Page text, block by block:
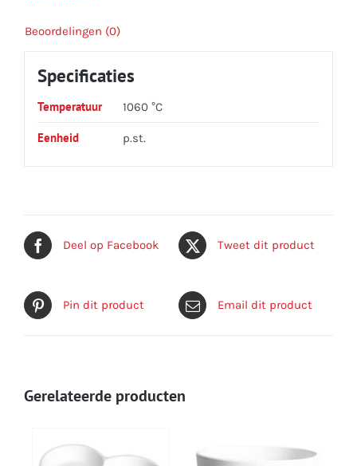
Beoordelingen (0)
Specificaties
Temperatuur 1060 °C
Eenheid p.st.
Deel op Facebook Tweet dit product
Pin dit product Email dit product
Gerelateerde producten